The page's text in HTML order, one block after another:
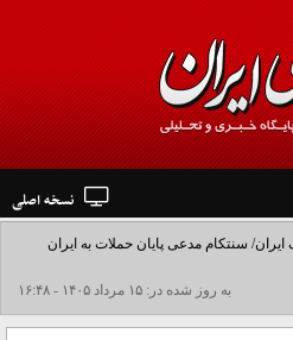
نسخه اصلی
سنتکام مدعی پایان حملات به ایران
شد+فیلم به روز شده در: ۱۵ مرداد ۱۴۰۵ - ۱۶:۴۸